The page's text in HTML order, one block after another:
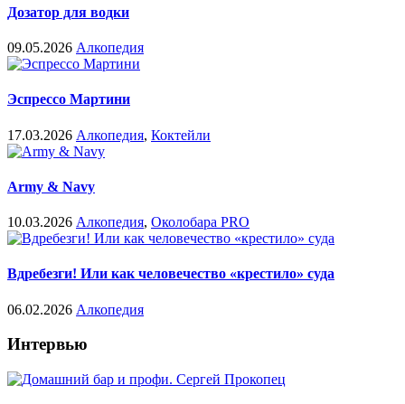
Дозатор для водки
09.05.2026 Алкопедия
Эспрессо Мартини
17.03.2026 Алкопедия, Коктейли
Army & Navy
10.03.2026 Алкопедия, Околобара PRO
Вдребезги! Или как человечество «крестило» суда
06.02.2026 Алкопедия
Интервью